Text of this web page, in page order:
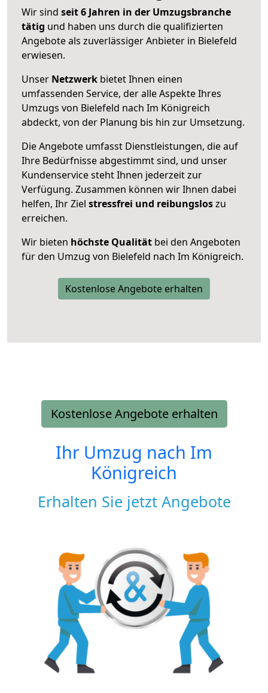
Wir sind seit 6 Jahren in der Umzugsbranche
tätig und haben uns durch die qualifizierten
Angebote als zuverlässiger Anbieter in Bielefeld
erwiesen.
Unser Netzwerk bietet Ihnen einen
umfassenden Service, der alle Aspekte Ihres
Umzugs von Bielefeld nach Im Königreich
abdeckt, von der Planung bis hin zur Umsetzung.
Die Angebote umfasst Dienstleistungen, die auf
Ihre Bedürfnisse abgestimmt sind, und unser
Kundenservice steht Ihnen jederzeit zur
Verfügung. Zusammen können wir Ihnen dabei
helfen, Ihr Ziel stressfrei und reibungsloszu
erreichen.
Wir bieten höchste Qualität bei den Angeboten
für den Umzug von Bielefeld nach Im Königreich.
Kostenlose Angebote erhalten
Kostenlose Angebote erhalten
Ihr Umzug nach Im
Königreich
Erhalten Sie jetzt Angebote